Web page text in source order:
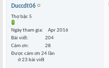
Duccdt06
Thợ bậc 5
Ngày tham gia
Apr 2016
Bài viết
204
Cám ơn
28
Được cám ơn 24 lần
ở 23 bài viết